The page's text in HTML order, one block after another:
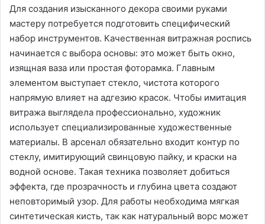
Для создания изысканного декора своими руками
мастеру потребуется подготовить специфический
набор инструментов. Качественная витражная роспись
начинается с выбора основы: это может быть окно,
изящная ваза или простая фоторамка. Главным
элементом выступает стекло, чистота которого
напрямую влияет на адгезию красок. Чтобы имитация
витража выглядела профессионально, художник
использует специализированные художественные
материалы. В арсенал обязательно входит контур по
стеклу, имитирующий свинцовую пайку, и краски на
водной основе. Такая техника позволяет добиться
эффекта, где прозрачность и глубина цвета создают
неповторимый узор. Для работы необходима мягкая
синтетическая кисть, так как натуральный ворс может